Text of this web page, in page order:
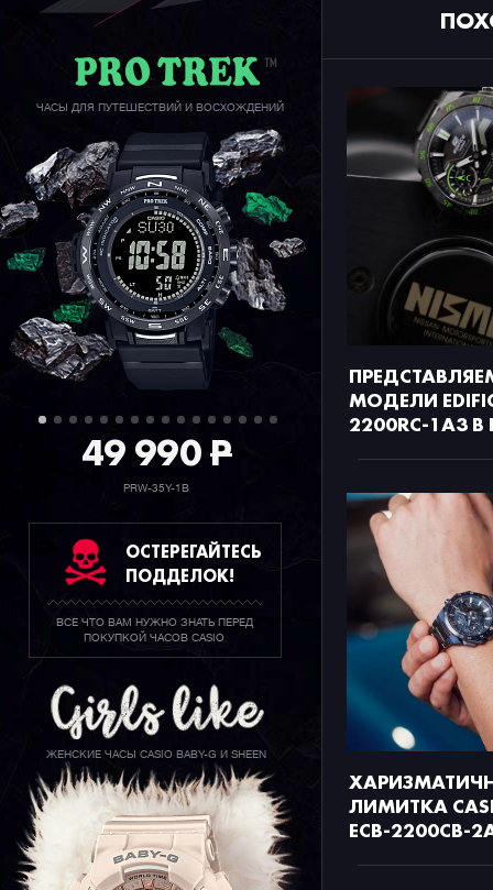
ЧАСЫ ДЛЯ ПУТЕШЕСТВИЙ И ВОСХОЖДЕНИЙ
49 990P
PRW-35Y-1B
ОСТЕРЕГАЙТЕСЬ
ПОДДЕЛОК!
ВСЕ ЧТО ВАМ НУЖНО ЗНАТЬ ПЕРЕД
ПОКУПКОЙ ЧАСОВ CASIO
ЖЕНСКИЕ ЧАСЫ CASIO BABY-G И SHEEN
МОДЕЛИ
2200RC-1A3
ЛИМИТКА
ECB-2200CB-